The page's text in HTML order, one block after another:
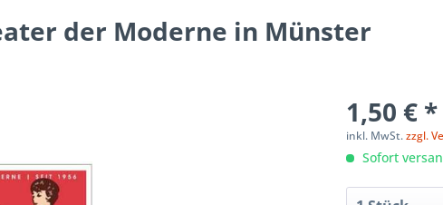
der Moderne in Münster
1,50 € *
inkl. MwSt.zzgl.
Sofort